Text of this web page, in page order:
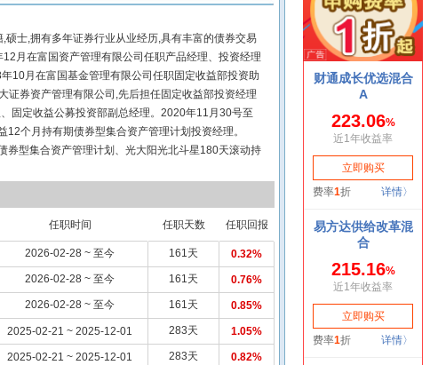
硕士,拥有多年证券行业从业经历,具有丰富的债券交易
月在富国资产管理有限公司任职产品经理、投资经理
10月在富国基金管理有限公司任职固定收益部投资助
证券资产管理有限公司,先后担任固定收益部投资经理
固定收益公募投资部副总经理。2020年11月30号至
个月持有期债券型集合资产管理计划投资经理。
券型集合资产管理计划、光大阳光北斗星180天滚动持
稳债中短债债券型集合资产管理计划基金经理。2025
公司,现任基金经理。2026年2月28日任光大保德信阳光
保德信阳光现金宝货币市场基金基金经理。
任职时间 任职天数 任职回报
2026-02-28 ~ 至今 161天 0.32%
2026-02-28 ~ 至今 161天 0.76%
2026-02-28 ~ 至今 161天 0.85%
2025-02-21 ~ 2025-12-01 283天 1.05%
2025-02-21 ~ 2025-12-01 283天 0.82%